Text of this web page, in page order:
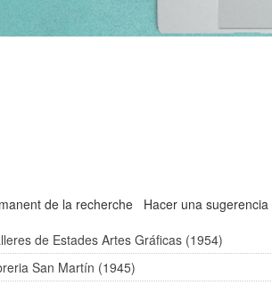
de la recherche
Hacer una sugerencia
de Estades Artes Gráficas (1954)
San Martín (1945)